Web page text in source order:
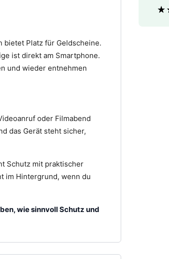
bietet Platz für Geldscheine.
ist direkt am Smartphone.
und wieder entnehmen
oder Filmabend
das Gerät steht sicher,
Schutz mit praktischer
im Hintergrund, wenn du
wie sinnvoll Schutz und